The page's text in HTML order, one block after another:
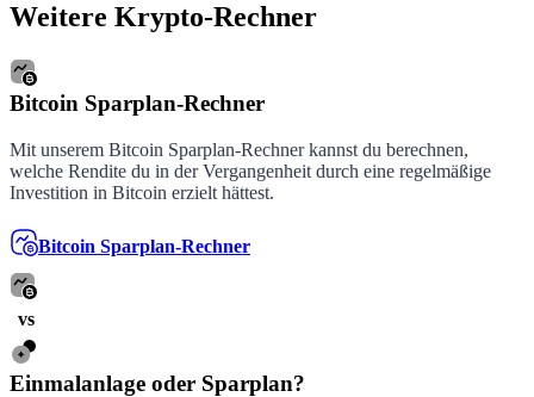
Weitere Krypto-Rechner
Bitcoin Sparplan-Rechner
Mit unserem Bitcoin Sparplan-Rechner kannst du berechnen,
welche Rendite du in der Vergangenheit durch eine regelmäßige
Investition in Bitcoin erzielt hättest.
Bitcoin Sparplan-Rechner
vs
Einmalanlage oder Sparplan?